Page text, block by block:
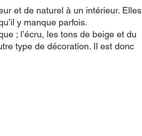
et de naturel à un intérieur. Elles
y manque parfois.
; l’écru, les tons de beige et du
type de décoration. Il est donc